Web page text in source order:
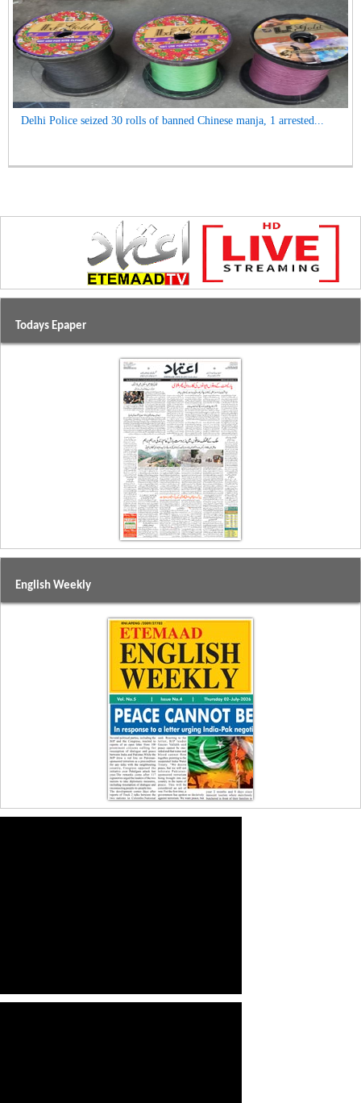
Delhi Police seized 30 rolls of banned Chinese manja, 1 arrested...
Todays Epaper
English Weekly